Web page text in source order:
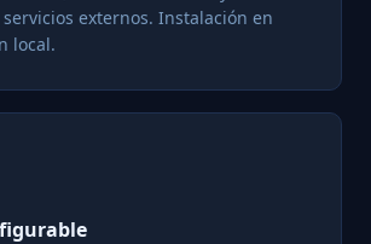
externos. Instalación en
local.